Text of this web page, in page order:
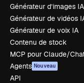
Générateur d’images IA
Générateur de vidéos
Générateur de voix IA
Contenu de stock
MCP pour Claude/
Agents Nouveau
API